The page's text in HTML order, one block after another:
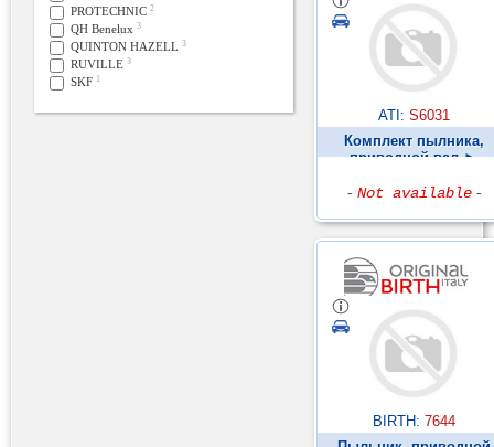
PROTECHNIC 2
QH Benelux 3
QUINTON HAZELL 3
RUVILLE 3
SKF 1
ATI: S6031
Комплект пылника,
приводной вал ►
- Not available -
BIRTH: 7644